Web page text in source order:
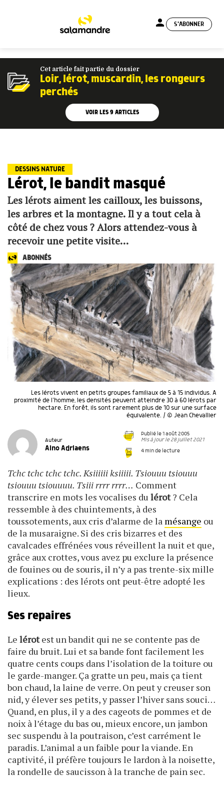
person S'ABONNER
Cet article fait partie du dossier
Loir, lérot, muscardin, les rongeurs
perchés
VOIR LES 9 ARTICLES
DESSINS NATURE
Lérot, le bandit masqué
Les lérots aiment les cailloux, les buissons,
les arbres et la montagne. Il y a tout cela à
côté de chez vous ? Alors attendez-vous à
recevoir une petite visite…
ABONNÉS
Les lérots vivent en petits groupes familiaux de 5 à 15 individus. A
proximité de l’homme, les densités peuvent atteindre 30 à 60 lérots par
hectare. En forêt, ils sont rarement plus de 10 sur une surface
équivalente. / © Jean Chevallier
Auteur
Aino Adriaens
Publié le 1 août 2005
Mis à jour le 28 juillet 2021
4 min de lecture
Tchc tchc tchc tchc. Ksiiiiii ksiiiii. Tsiouuu tsiouuu
tsiouuu tsiouuuu. Tsiii rrrr rrrr… Comment
transcrire en mots les vocalises du lérot? Cela
ressemble à des chuintements, à des
toussotements, aux cris d’alarme de la mésange ou
de la musaraigne. Si des cris bizarres et des
cavalcades effrénées vous réveillent la nuit et que,
grâce aux crottes, vous avez pu exclure la présence
de fouines ou de souris, il n’y a pas trente-six mille
explications : des lérots ont peut-être adopté les
lieux.
Ses repaires
Le lérotest un bandit qui ne se contente pas de
faire du bruit. Lui et sa bande font facilement les
quatre cents coups dans l’isolation de la toiture ou
le garde-manger. Ça gratte un peu, mais ça tient
bon chaud, la laine de verre. On peut y creuser son
nid, y élever ses petits, y passer l’hiver sans souci…
Quand, en plus, il y a des cageots de pommes et de
noix à l’étage du bas ou, mieux encore, un jambon
sec suspendu à la poutraison, c’est carrément le
paradis. L’animal a un faible pour la viande. En
captivité, il préfère toujours le lardon à la noisette,
la rondelle de saucisson à la tranche de pain sec.